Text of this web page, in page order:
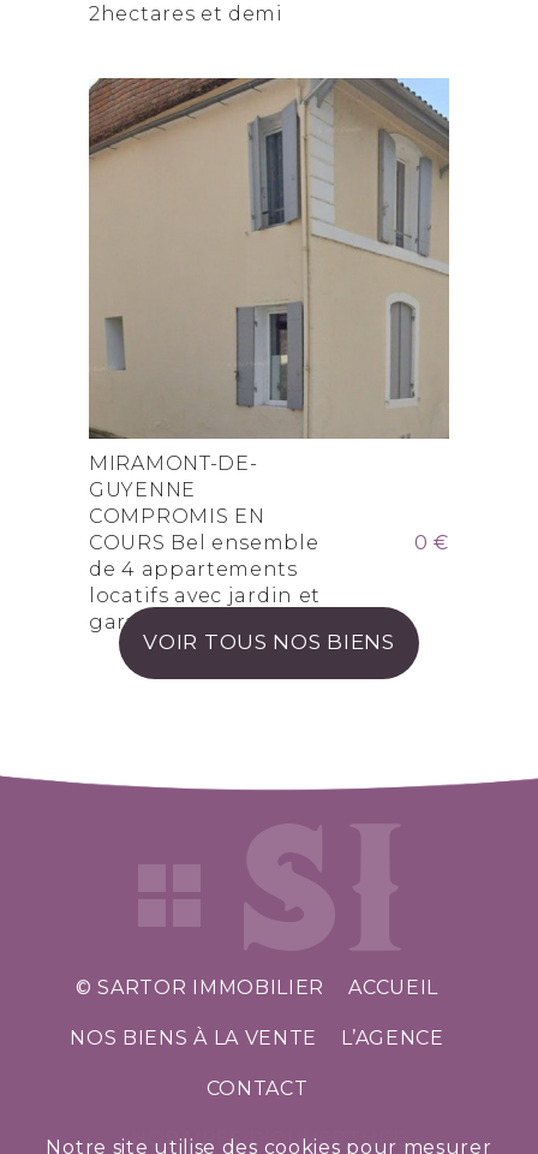
2hectares et demi
MIRAMONT-DE-
GUYENNE
COMPROMIS EN
COURS Bel ensemble
de 4 appartements
locatifs avec jardin et
garage
0 €
VOIR TOUS NOS BIENS
© SARTOR IMMOBILIER ACCUEIL
NOS BIENS À LA VENTE L’AGENCE
CONTACT
HORAIRES D’OUVERTURE
Notre site utilise des cookies pour mesurer